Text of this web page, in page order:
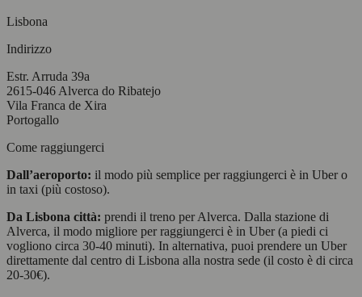
Lisbona
Indirizzo
Estr. Arruda 39a
2615-046 Alverca do Ribatejo
Vila Franca de Xira
Portogallo
Come raggiungerci
Dall’aeroporto: il modo più semplice per raggiungerci è in Uber o
in taxi (più costoso).
Da Lisbona città: prendi il treno per Alverca. Dalla stazione di
Alverca, il modo migliore per raggiungerci è in Uber (a piedi ci
vogliono circa 30-40 minuti). In alternativa, puoi prendere un Uber
direttamente dal centro di Lisbona alla nostra sede (il costo è di circa
20-30€).